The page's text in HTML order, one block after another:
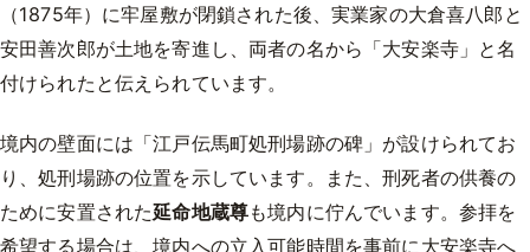
（1875年）に牢屋敷が閉鎖された後、実業家の大倉喜八郎と
安田善次郎が土地を寄進し、両者の名から「大安楽寺」と名
付けられたと伝えられています。
境内の壁面には「江戸伝馬町処刑場跡の碑」が設けられてお
り、処刑場跡の位置を示しています。また、刑死者の供養の
ために安置された延命地蔵尊も境内に佇んでいます。参拝を
希望する場合は、境内への立入可能時間を事前に大安楽寺へ